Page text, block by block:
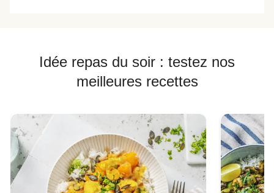
Idée repas du soir : testez nos
meilleures recettes